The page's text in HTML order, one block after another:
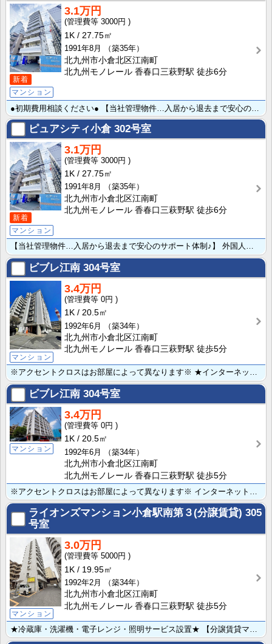
新着
マンション
3.1万円
3000円
1K
27.75㎡
1991年8月
（築35年）
北九州市小倉北区江南町
北九州モノレール 香春口三萩野駅 徒歩6分
ピュアシティ小倉302号室
新着
マンション
3.1万円
3000円
1K
27.75㎡
1991年8月
（築35年）
北九州市小倉北区江南町
北九州モノレール 香春口三萩野駅 徒歩6分
【当社管理物件…入居から退去まで安心のサポート体制♪】 外国人入居相談可。自社管理物件★敷金礼金０円･･･
ビブレ江南 304号室
マンション
3.4万円
0円
1K
20.5㎡
1992年6月
（築34年）
北九州市小倉北区江南町
北九州モノレール 香春口三萩野駅 徒歩5分
※アクセントクロスはお部屋によって異なります※ ★インターネット無料！ｅブロード光1Ｇ！モノレール香･･･
ビブレ江南 304号室
マンション
3.4万円
0円
1K
20.5㎡
1992年6月
（築34年）
北九州市小倉北区江南町
北九州モノレール 香春口三萩野駅 徒歩5分
ライオンズマンション小倉駅南第３(分譲賃貸) 305
号室
マンション
3.0万円
5000円
1K
19.95㎡
1992年2月
（築34年）
北九州市小倉北区江南町
北九州モノレール 香春口三萩野駅 徒歩5分